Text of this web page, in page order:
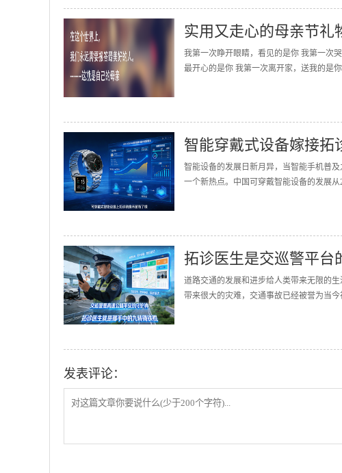
实用又走心的母亲节礼
我第一次睁开眼睛，看见的是你 我第一次
最开心的是你 我第一次离开家，送我的是
智能穿戴式设备嫁接拓
智能设备的发展日新月异，当智能手机普
一个新热点。中国可穿戴智能设备的发展
拓诊医生是交巡警平台
道路交通的发展和进步给人类带来无限的
带来很大的灾难，交通事故已经被誉为当
发表评论：